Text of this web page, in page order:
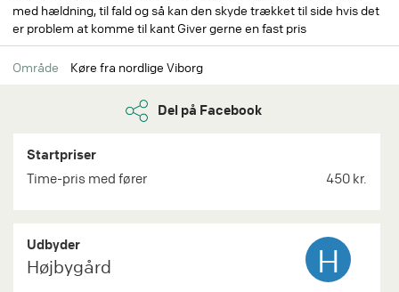
med hældning, til fald og så kan den skyde trækket til side hvis det
er problem at komme til kant Giver gerne en fast pris
Område Køre fra nordlige Viborg
Del på Facebook
Startpriser
Time-pris med fører
450 kr.
Udbyder
Højbygård H